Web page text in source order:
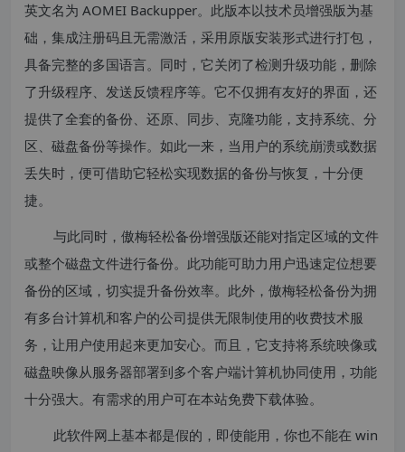
英文名为 AOMEI Backupper。此版本以技术员增强版为基
础，集成注册码且无需激活，采用原版安装形式进行打包，
具备完整的多国语言。同时，它关闭了检测升级功能，删除
了升级程序、发送反馈程序等。它不仅拥有友好的界面，还
提供了全套的备份、还原、同步、克隆功能，支持系统、分
区、磁盘备份等操作。如此一来，当用户的系统崩溃或数据
丢失时，便可借助它轻松实现数据的备份与恢复，十分便
捷。
与此同时，傲梅轻松备份增强版还能对指定区域的文件
或整个磁盘文件进行备份。此功能可助力用户迅速定位想要
备份的区域，切实提升备份效率。此外，傲梅轻松备份为拥
有多台计算机和客户的公司提供无限制使用的收费技术服
务，让用户使用起来更加安心。而且，它支持将系统映像或
磁盘映像从服务器部署到多个客户端计算机协同使用，功能
十分强大。有需求的用户可在本站免费下载体验。
此软件网上基本都是假的，即使能用，你也不能在 win